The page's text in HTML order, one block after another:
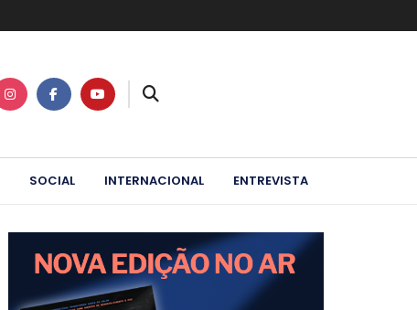
SOCIAL INTERNACIONAL ENTREVISTA